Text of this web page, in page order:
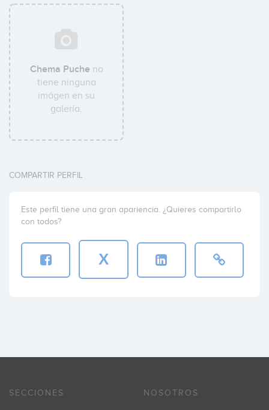
Chema Pucheno
tiene ninguna
imágen en su
galería.
COMPARTIR PERFIL
Este perfil tiene una gran apariencia. ¿Quieres compartirlo
con todos?
X
SECCIONES NOSOTROS